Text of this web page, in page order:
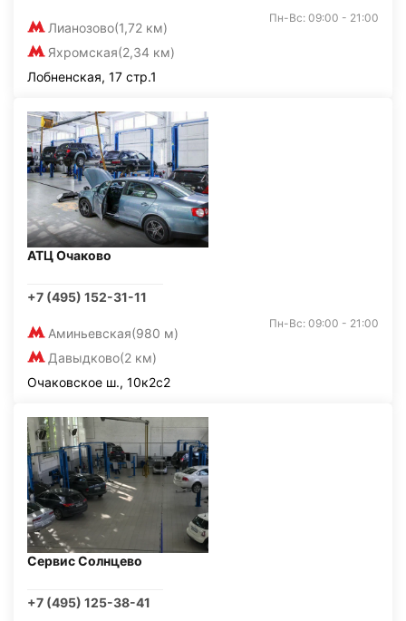
Лианозово(1,72 км)
Яхромская(2,34 км)
Пн-Вс: 09:00 - 21:00
Лобненская, 17 стр.1
АТЦ Очаково
+7 (495) 152-31-11
Аминьевская(980 м)
Давыдково(2 км)
Пн-Вс: 09:00 - 21:00
Очаковское ш., 10к2с2
Сервис Солнцево
+7 (495) 125-38-41